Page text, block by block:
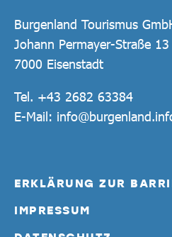
Burgenland Tourismus
Johann Permayer-Straße 13
7000 Eisenstadt
Tel. +43 2682 63384
E-Mail:
ERKLÄRUNG ZUR
IMPRESSUM